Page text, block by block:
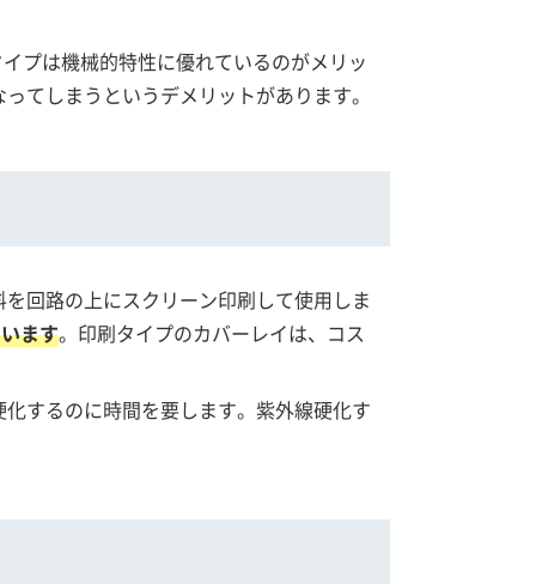
プは機械的特性に優れているのがメリッ
てしまうというデメリットがあります。
回路の上にスクリーン印刷して使用しま
ます。印刷タイプのカバーレイは、コス
するのに時間を要します。紫外線硬化す